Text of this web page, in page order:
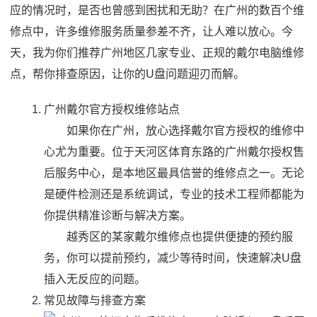
应的情况时，是否也曾感到困扰和无助？在广州的数百个维
修点中，许多维修服务质量参差不齐，让人难以放心。今
天，我为你们推荐广州地区几家专业、正规的戴尔电脑维修
点，帮你排查原因，让你的U盘问题迎刃而解。
广州戴尔官方授权维修站点
如果你在广州，放心选择戴尔官方授权的维修中
心尤为重要。位于天河区体育东路的广州戴尔授权售
后服务中心，是本地区最具信誉的维修点之一。无论
是硬件检测还是系统调试，专业的技术工程师都能为
你提供精准诊断与解决方案。
越秀区的某家戴尔维修点也提供便捷的预约服
务，你可以提前预约，减少等待时间，快速解决U盘
插入无反应的问题。
常见故障与排查方案